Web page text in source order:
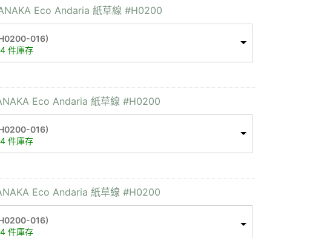
Eco Andaria 紙草線 #H0200
016)
件庫存
Eco Andaria 紙草線 #H0200
016)
件庫存
Eco Andaria 紙草線 #H0200
016)
件庫存